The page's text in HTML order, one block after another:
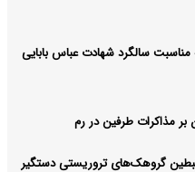
مناسبت سالگرد شهادت عباس بابایی
بر مذاکرات طرفین در رم
گروهک‌های تروریستی دستگیر